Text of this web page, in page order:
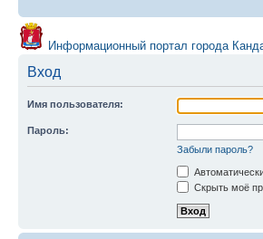
Информационный портал города
Вход
Имя пользователя:
Пароль:
Забыли пароль?
Скрыть моё